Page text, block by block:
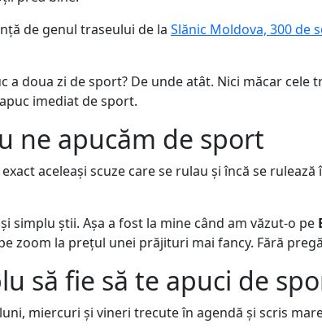
de genul traseului de la Slănic Moldova, 300 de
a doua zi de sport? De unde atât. Nici măcar
imediat de sport.
ne apucăm de sport
aceleași scuze care se rulau și încă se rulează
simplu știi. Așa a fost la mine când am văzut-o pe
zoom la prețul unei prăjituri mai fancy. Fără
să fie să te apuci de
miercuri și vineri trecute în agendă și scris